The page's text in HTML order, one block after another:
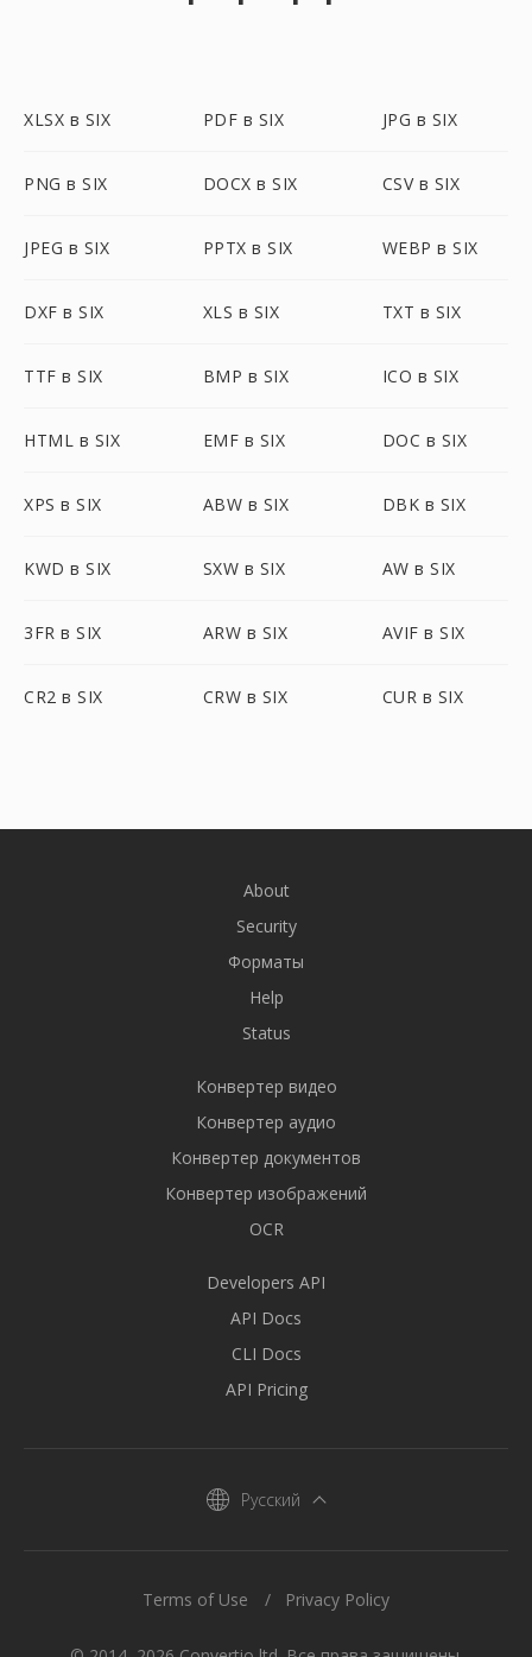
XLSX в SIX PDF в SIX JPG в SIX
PNG в SIX DOCX в SIX CSV в SIX
JPEG в SIX PPTX в SIX WEBP в SIX
DXF в SIX XLS в SIX TXT в SIX
TTF в SIX BMP в SIX ICO в SIX
HTML в SIX EMF в SIX DOC в SIX
XPS в SIX ABW в SIX DBK в SIX
KWD в SIX SXW в SIX AW в SIX
3FR в SIX ARW в SIX AVIF в SIX
CR2 в SIX CRW в SIX CUR в SIX
About
Security
Форматы
Help
Status
Конвертер видео
Конвертер аудио
Конвертер документов
Конвертер изображений
OCR
Developers API
API Docs
CLI Docs
API Pricing
Русский
Terms of Use Privacy Policy